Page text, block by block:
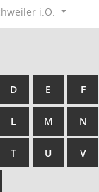
i.O.
D E F
L M N
T U V